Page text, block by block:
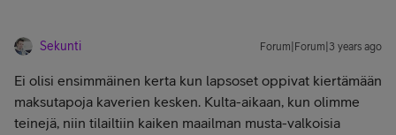
Sekunti Forum|Forum|3 years ago
Ei olisi ensimmäinen kerta kun lapsoset oppivat kiertämään
maksutapoja kaverien kesken. Kulta-aikaan, kun olimme
teinejä, niin tilailtiin kaiken maailman musta-valkoisia